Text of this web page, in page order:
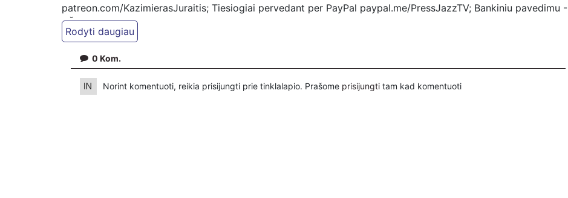
patreon.com/KazimierasJuraitis; Tiesiogiai pervedant per PayPal paypal.me/PressJazzTV; Bankiniu pavedimu -
VŠĮ "Kaisakas", LT477300010078090515 Paskirtyje nurodant ''Auka''.
0 Kom.
Norint komentuoti, reikia prisijungti prie tinklalapio. Prašome prisijungti tam kad komentuoti